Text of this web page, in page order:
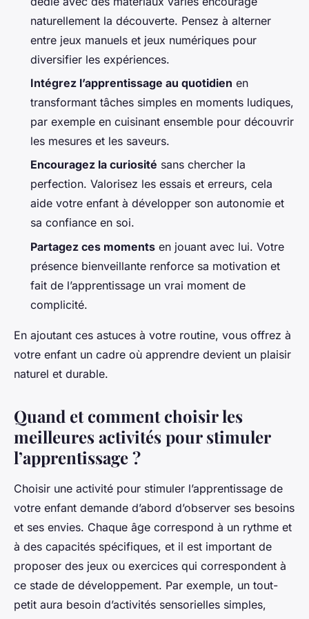
naturellement la découverte. Pensez à alterner
entre jeux manuels et jeux numériques pour
diversifier les expériences.
Intégrez l’apprentissage au quotidien en
transformant tâches simples en moments ludiques,
par exemple en cuisinant ensemble pour découvrir
les mesures et les saveurs.
Encouragez la curiosité sans chercher la
perfection. Valorisez les essais et erreurs, cela
aide votre enfant à développer son autonomie et
sa confiance en soi.
Partagez ces moments en jouant avec lui. Votre
présence bienveillante renforce sa motivation et
fait de l’apprentissage un vrai moment de
complicité.
En ajoutant ces astuces à votre routine, vous offrez à
votre enfant un cadre où apprendre devient un plaisir
naturel et durable.
Quand et comment choisir les
meilleures activités pour stimuler
l’apprentissage ?
Choisir une activité pour stimuler l’apprentissage de
votre enfant demande d’abord d’observer ses besoins
et ses envies. Chaque âge correspond à un rythme et
à des capacités spécifiques, et il est important de
proposer des jeux ou exercices qui correspondent à
ce stade de développement. Par exemple, un tout-
petit aura besoin d’activités sensorielles simples,